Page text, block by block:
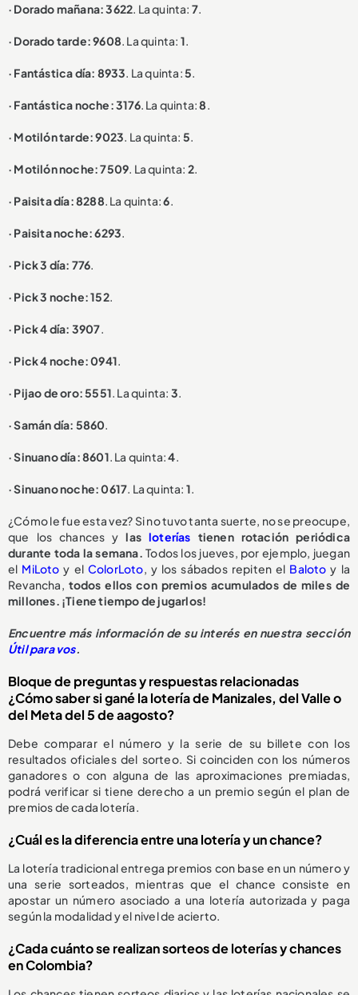
· Dorado mañana: 3622 . La quinta: 7
· Dorado tarde: 9608 . La quinta: 1
· Fantástica día: 8933 . La quinta:5
· Fantástica noche: 3176. La quinta:8
· Motilón tarde: 9023 . La quinta: 5
· Motilón noche: 7509 . La quinta: 2
· Paisita día: 8288 . La quinta:6
· Paisita noche: 6293
· Pick 3 día: 776
· Pick 3 noche: 152.
· Pick 4 día: 3907
· Pick 4 noche: 0941
· Pijao de oro: 5551 . La quinta: 3
· Samán día: 5860
· Sinuano día: 8601 . La quinta:4
· Sinuano noche: 0617 . La quinta: 1
¿Cómo le fue esta vez? Si no tuvo tanta suerte, no se preocupe,
que los chances ylasloterías tienen rotación periódica
durante toda la semana. Todos los jueves, por ejemplo, juegan
el MiLoto y el ColorLoto , y los sábados repiten el Baloto y la
Revancha, todos ellos con premios acumulados de miles de
millones. ¡Tiene tiempo de jugarlos!
Encuentre más información de su interés en nuestra sección
Útil para vos.
Bloque de preguntas y respuestas relacionadas
¿Cómo saber si gané la lotería de Manizales, del Valle o
del Meta del 5 de aagosto?
Debe comparar el número y la serie de su billete con los
resultados oficiales del sorteo. Si coinciden con los números
ganadores o con alguna de las aproximaciones premiadas,
podrá verificar si tiene derecho a un premio según el plan de
premios de cada lotería.
¿Cuál es la diferencia entre una lotería y un chance?
La lotería tradicional entrega premios con base en un número y
una serie sorteados, mientras que el chance consiste en
apostar un número asociado a una lotería autorizada y paga
según la modalidad y el nivel de acierto.
¿Cada cuánto se realizan sorteos de loterías y chances
en Colombia?